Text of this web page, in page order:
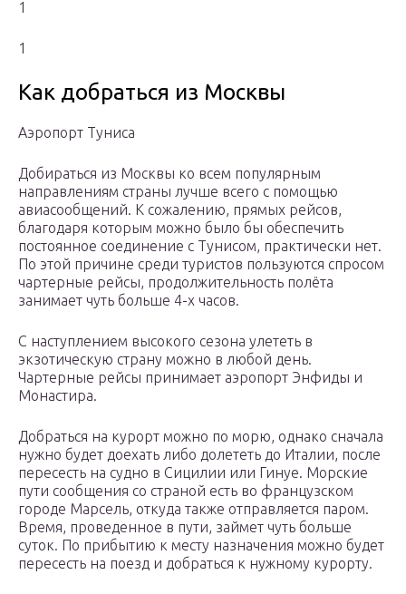
1
1
Как добраться из Москвы
Аэропорт Туниса
Добираться из Москвы ко всем популярным
направлениям страны лучше всего с помощью
авиасообщений. К сожалению, прямых рейсов,
благодаря которым можно было бы обеспечить
постоянное соединение с Тунисом, практически нет.
По этой причине среди туристов пользуются спросом
чартерные рейсы, продолжительность полёта
занимает чуть больше 4-х часов.
С наступлением высокого сезона улететь в
экзотическую страну можно в любой день.
Чартерные рейсы принимает аэропорт Энфиды и
Монастира.
Добраться на курорт можно по морю, однако сначала
нужно будет доехать либо долететь до Италии, после
пересесть на судно в Сицилии или Гинуе. Морские
пути сообщения со страной есть во французском
городе Марсель, откуда также отправляется паром.
Время, проведенное в пути, займет чуть больше
суток. По прибытию к месту назначения можно будет
пересесть на поезд и добраться к нужному курорту.